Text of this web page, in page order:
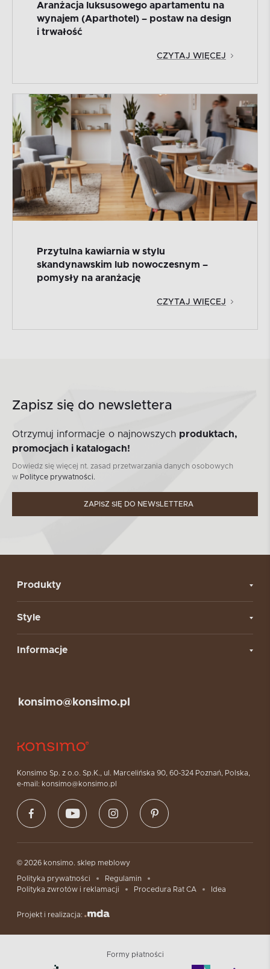
Aranżacja luksusowego apartamentu na
wynajem (Aparthotel) – postaw na design
i trwałość
CZYTAJ WIĘCEJ
Przytulna kawiarnia w stylu
skandynawskim lub nowoczesnym –
pomysły na aranżację
CZYTAJ WIĘCEJ
Zapisz się do newslettera
Otrzymuj informacje o najnowszych produktach,
promocjach i katalogach!
Dowiedz się więcej nt. zasad przetwarzania danych osobowych
w Polityce prywatności.
ZAPISZ SIĘ DO NEWSLETTERA
Produkty
Style
Informacje
Konsimo Sp. z o.o. Sp.K., ul. Marcelińska 90, 60-324 Poznań, Polska,
e-mail: konsimo@konsimo.pl
konsimo@konsimo.pl
© 2026 konsimo. sklep meblowy
Polityka prywatności
Regulamin
Polityka zwrotów i reklamacji
Procedura Rat CA Idea
Projekt i realizacja:
Formy płatności